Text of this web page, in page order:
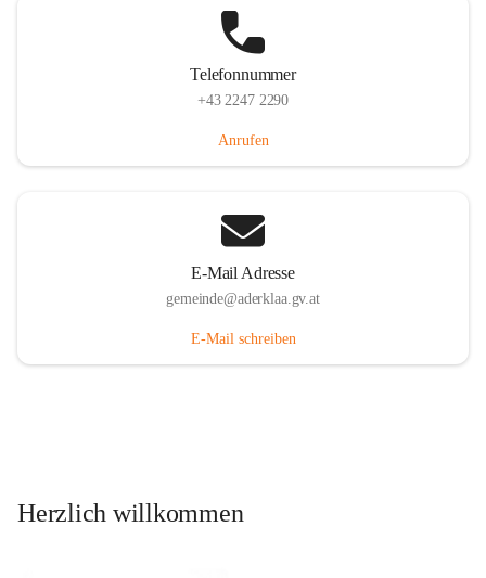
Telefonnummer
+43 2247 2290
Anrufen
E-Mail Adresse
gemeinde@aderklaa.gv.at
E-Mail schreiben
Herzlich willkommen